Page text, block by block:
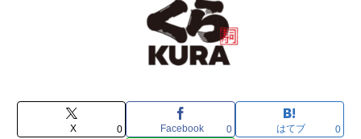
X 0 Facebook 0 はてブ 0